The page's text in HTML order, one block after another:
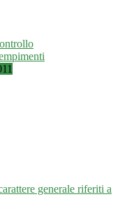
generale riferiti a